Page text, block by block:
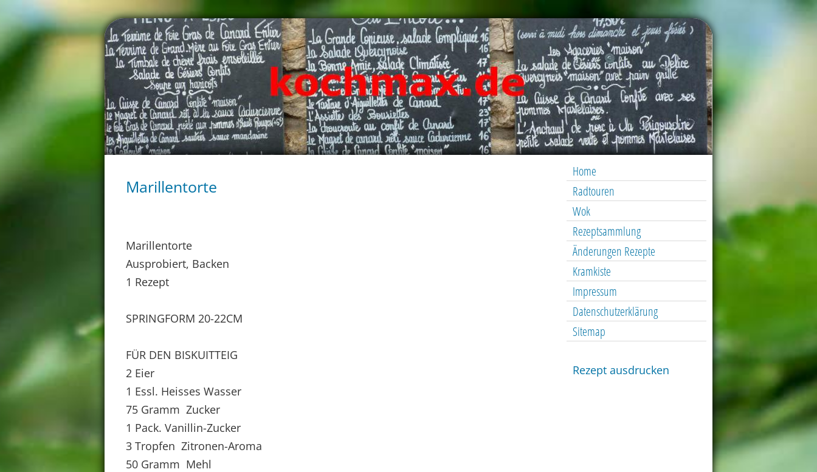
Home
Radtouren
Wok
Rezeptsammlung
Änderungen Rezepte
Kramkiste
Impressum
Datenschutzerklärung
Sitemap
Rezept ausdrucken
Marillentorte
Marillentorte
Ausprobiert, Backen
1 Rezept
SPRINGFORM 20-22CM
FÜR DEN BISKUITTEIG
2 Eier
1 Essl. Heisses Wasser
75 Gramm Zucker
1 Pack. Vanillin-Zucker
3 Tropfen Zitronen-Aroma
50 Gramm Mehl